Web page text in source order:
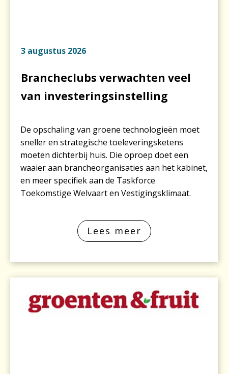
3 augustus 2026
Brancheclubs verwachten veel
van investerings­instelling
De opschaling van groene technologieën moet
sneller en strategische toeleverings­ketens
moeten dichterbij huis. Die oproep doet een
waaier aan brancheorganisaties aan het kabinet,
en meer specifiek aan de Taskforce
Toekomstige Welvaart en Vestigings­klimaat.
Lees meer